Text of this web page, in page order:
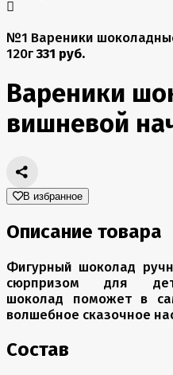
№1 Вареники
120г331 руб.
Вареники
вишневой
В избранное
Описание товара
Фигурный шоколад
сюрпризом для
шоколад поможет в
волшебное сказочное
Состав